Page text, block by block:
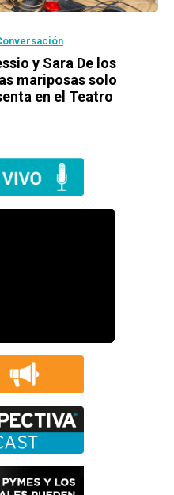
y Sara De los
mariposas solo
en el Teatro